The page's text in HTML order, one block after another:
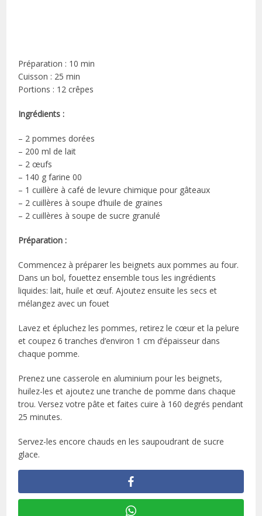
Préparation : 10 min
Cuisson : 25 min
Portions : 12 crêpes
Ingrédients :
– 2 pommes dorées
– 200 ml de lait
– 2 œufs
– 140 g farine 00
– 1 cuillère à café de levure chimique pour gâteaux
– 2 cuillères à soupe d’huile de graines
– 2 cuillères à soupe de sucre granulé
Préparation :
Commencez à préparer les beignets aux pommes au four.
Dans un bol, fouettez ensemble tous les ingrédients
liquides: lait, huile et œuf. Ajoutez ensuite les secs et
mélangez avec un fouet
Lavez et épluchez les pommes, retirez le cœur et la pelure
et coupez 6 tranches d’environ 1 cm d’épaisseur dans
chaque pomme.
Prenez une casserole en aluminium pour les beignets,
huilez-les et ajoutez une tranche de pomme dans chaque
trou. Versez votre pâte et faites cuire à 160 degrés pendant
25 minutes.
Servez-les encore chauds en les saupoudrant de sucre
glace.